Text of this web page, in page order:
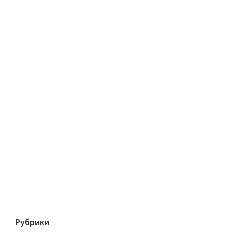
Рубрики